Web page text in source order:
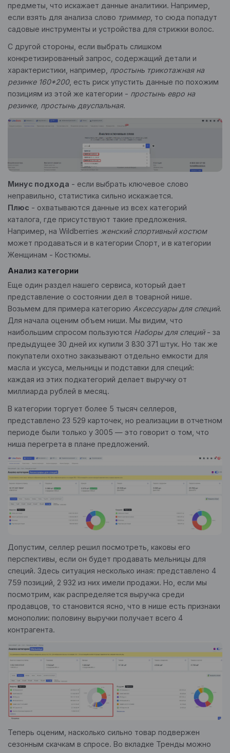
предметы, что искажает данные аналитики. Например,
если взять для анализа слово триммер, то сюда попадут
садовые инструменты и устройства для стрижки волос.
С другой стороны, если выбрать слишком
конкретизированный запрос, содержащий детали и
характеристики, например, простынь трикотажная на
резинке 160*200, есть риск упустить данные по похожим
позициям из этой же категории - простынь евро на
резинке, простынь двуспальная.
Минус подхода - если выбрать ключевое слово
неправильно, статистика сильно искажается.
Плюс - охватываются данные из всех категорий
каталога, где присутствуют такие предложения.
Например, на Wildberries женский спортивный костюм
может продаваться и в категории Спорт, и в категории
Женщинам - Костюмы.
Анализ категории
Еще один раздел нашего сервиса, который дает
представление о состоянии дел в товарной нише.
Возьмем для примера категорию Аксессуары для специй.
Для начала оценим объем ниши. Мы видим, что
наибольшим спросом пользуются Наборы для специй- за
предыдущее 30 дней их купили 3 830 371 штук. Но так же
покупатели охотно заказывают отдельно емкости для
масла и уксуса, мельницы и подставки для специй:
каждая из этих подкатегорий делает выручку от
миллиарда рублей в месяц.
В категории торгует более 5 тысяч селлеров,
представлено 23 529 карточек, но реализации в отчетном
периоде были только у 3005 — это говорит о том, что
ниша перегрета в плане предложений.
Допустим, селлер решил посмотреть, каковы его
перспективы, если он будет продавать мельницы для
специй. Здесь ситуация несколько иная: представлено 4
759 позиций, 2 932 из них имели продажи. Но, если мы
посмотрим, как распределяется выручка среди
продавцов, то становится ясно, что в нише есть признаки
монополии: половину выручки получает всего 4
контрагента.
Теперь оценим, насколько сильно товар подвержен
сезонным скачкам в спросе. Во вкладке Тренды можно